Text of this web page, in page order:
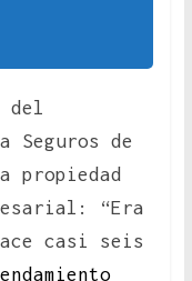
del
Seguros de
propiedad
“Era
casi seis